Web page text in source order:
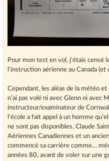
Pour mon test en vol, j’étais censé
l’instruction aérienne au Canada
Cependant, les aléas de la météo
n’ai pas volé ni avec Glenn ni avec
instructeur/examinateur de
l’école a fait appel à un homme
ne sont pas disponibles, Claude
Aériennes Canadiennes et un
commencé sa carrière comme…
années 80, avant de voler sur une